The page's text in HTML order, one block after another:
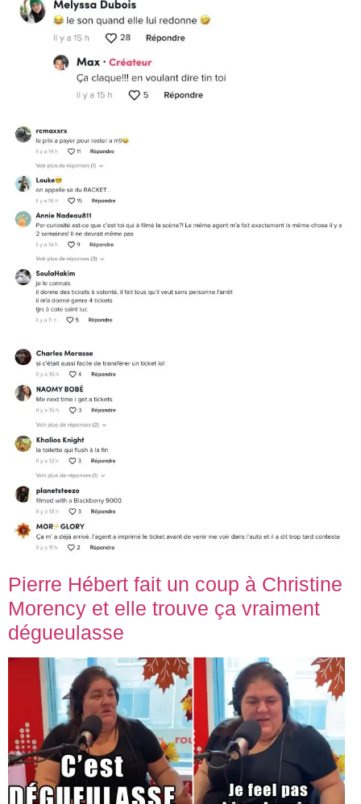
Pierre Hébert fait un coup à Christine
Morency et elle trouve ça vraiment
dégueulasse